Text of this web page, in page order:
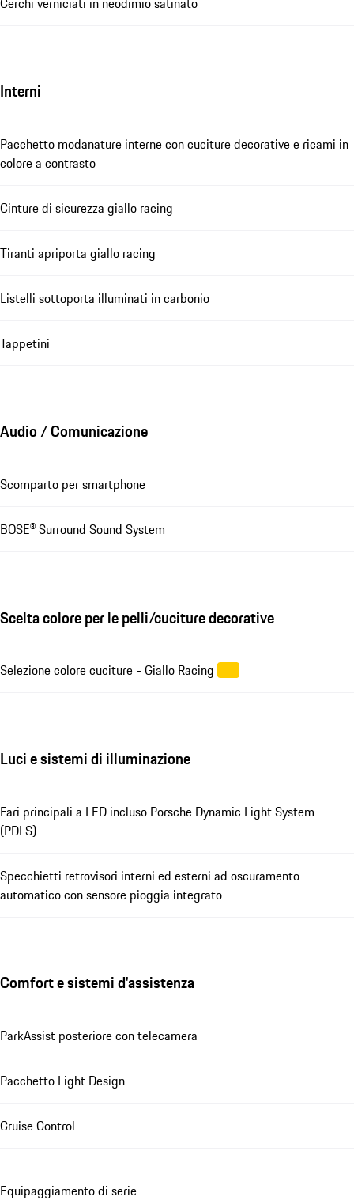
Interni
Pacchetto modanature interne con cuciture decorative e ricami in
colore a contrasto
Cinture di sicurezza giallo racing
Tiranti apriporta giallo racing
Listelli sottoporta illuminati in carbonio
Tappetini
Audio / Comunicazione
Scomparto per smartphone
BOSE® Surround Sound System
Scelta colore per le pelli/cuciture decorative
Selezione colore cuciture - Giallo Racing
Luci e sistemi di illuminazione
Fari principali a LED incluso Porsche Dynamic Light System
(PDLS)
Specchietti retrovisori interni ed esterni ad oscuramento
automatico con sensore pioggia integrato
Comfort e sistemi d'assistenza
ParkAssist posteriore con telecamera
Pacchetto Light Design
Cruise Control
Equipaggiamento di serie